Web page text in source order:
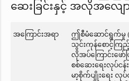
ဆေးခြင်းနှင့် အလိုအလျ
အကြောင်းအရာ
ဤစီမံဆောင်ရွက်မှု
သွင်းကုန်စောင့်က
လိုအပ်ကြောင်းဖော်ပ
စစ်ဆေးရေးလုပ်ငန်
မာ့စိုက်ပျိုးရေး လုပ်